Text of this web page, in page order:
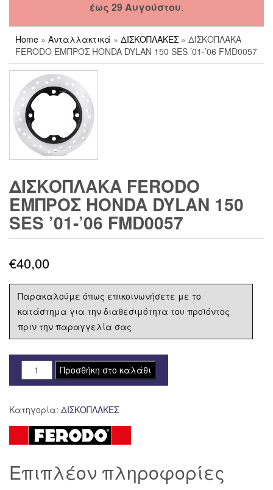
έως 29 Αυγούστου.
Home » Ανταλλακτικά » ΔΙΣΚΟΠΛΑΚΕΣ » ΔΙΣΚΟΠΛΑΚΑ
FERODO ΕΜΠΡΟΣ HONDA DYLAN 150 SES ’01-’06 FMD0057
ΔΙΣΚΟΠΛΑΚΑ FERODO
ΕΜΠΡΟΣ HONDA DYLAN 150
SES ’01-’06 FMD0057
€40,00
Παρακαλούμε όπως επικοινωνήσετε με το
κατάστημα για την διαθεσιμότητα του προϊόντος
πριν την παραγγελία σας
ΔΙΣΚΟΠΛΑΚΑ
FERODO
HONDA
DYLAN
150
'01-
Προσθήκη στο καλάθι
Κατηγορία: ΔΙΣΚΟΠΛΑΚΕΣ
Επιπλέον πληροφορίες